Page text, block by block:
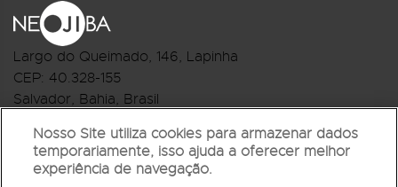
Largo do Queimado, 146, Lapinha
CEP: 40.328-155
Salvador, Bahia, Brasil
R.Monte Castelo Nº 62, Bairro Barbalho
CEP: 40.301-210
Nosso Site utiliza cookies para armazenar dados
temporariamente, isso ajuda a oferecer melhor
experiência de navegação.